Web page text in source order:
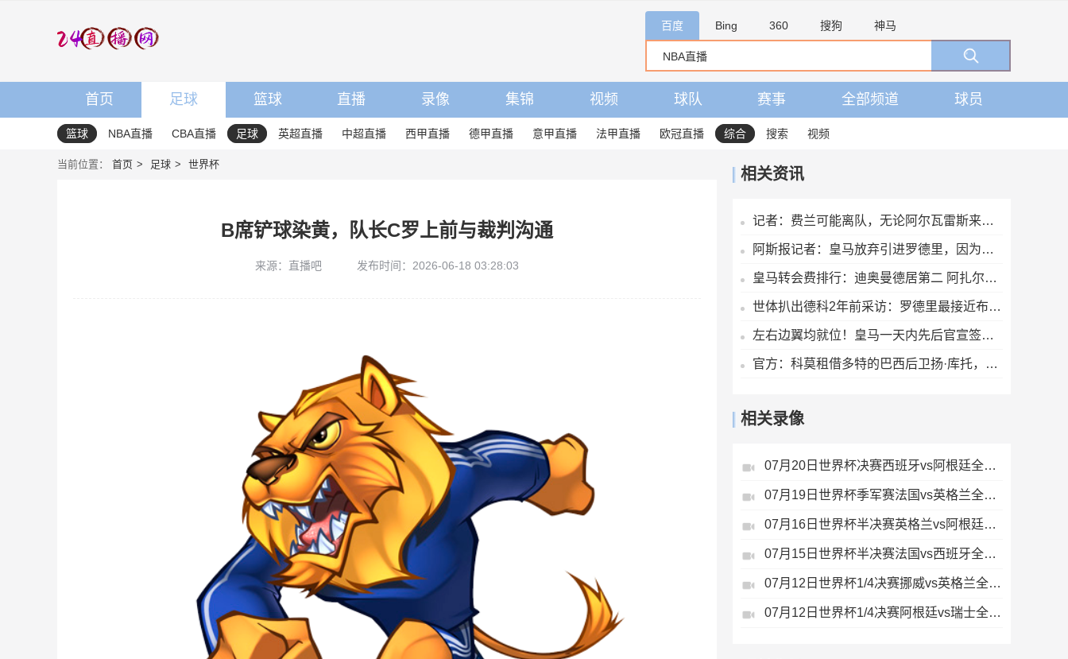
百度 Bing 360 搜狗 神马
首页 足球 篮球 直播 录像 集锦 视频 球队 赛事 全部频道 球员
篮球 NBA直播 CBA直播 足球 英超直播 中超直播 西甲直播 德甲直播 意甲直播 法甲直播 欧冠直播 综合 搜索 视频
当前位置： 首页 足球 世界杯
B席铲球染黄，队长C罗上前与裁判沟通
来源：直播吧 发布时间：2026-06-18 03:28:03
相关资讯
记者：费兰可能离队，无论阿尔瓦雷斯来不来巴萨都会签一名前锋
阿斯报记者：皇马放弃引进罗德里，因为球员本人已经明确拒绝加盟
皇马转会费排行：迪奥曼德居第二 阿扎尔第三 C罗第五 齐达内第七
世体扒出德科2年前采访：罗德里最接近布斯克茨，但曼城不会卖他
左右边翼均就位！皇马一天内先后官宣签下迪奥曼德、续约维尼修斯
官方：科莫租借多特的巴西后卫扬·库托，租期一个赛季
相关录像
07月20日世界杯决赛西班牙vs阿根廷全场录像
07月19日世界杯季军赛法国vs英格兰全场录像
07月16日世界杯半决赛英格兰vs阿根廷全场录像
07月15日世界杯半决赛法国vs西班牙全场录像
07月12日世界杯1/4决赛挪威vs英格兰全场录像
07月12日世界杯1/4决赛阿根廷vs瑞士全场录像